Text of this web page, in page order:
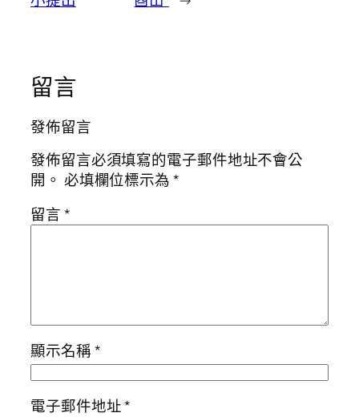
留言
發佈留言
發佈留言必須填寫的電子郵件地址不會公
開。 必填欄位標示為*
留言*
顯示名稱*
電子郵件地址*